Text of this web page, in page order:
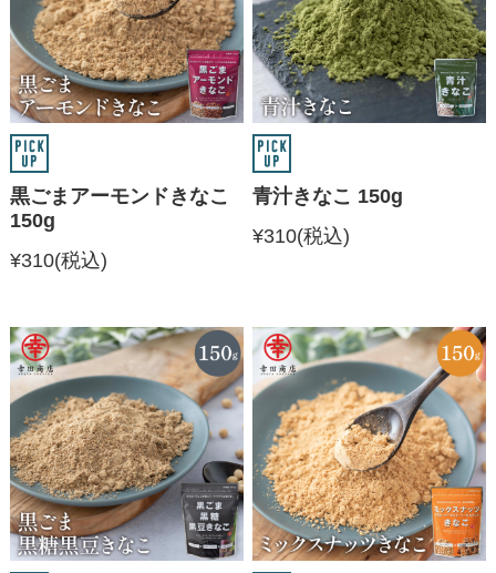
黒ごまアーモンドきなこ
150g
¥310(税込)
青汁きなこ 150g
¥310(税込)